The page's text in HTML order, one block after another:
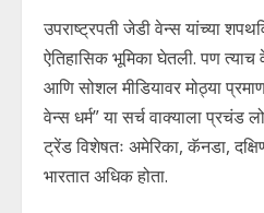
उपराष्ट्रपती जेडी वेन्स यांच्या
ऐतिहासिक भूमिका घेतली. पण त्याच
आणि सोशल मीडियावर मोठ्या
वेन्स धर्म” या सर्च वाक्याला प्रचंड
ट्रेंड विशेषतः अमेरिका, कॅनडा,
भारतात अधिक होता.